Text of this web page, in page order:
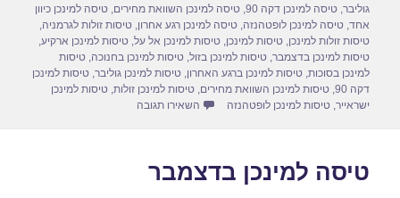
o
o
k
o
n
גוליבר ,טיסה למינכן דקה 90 ,טיסה למינכן השוואת מחירים ,טיסה למינכן כיוון
אחד ,טיסה למינכן לופטהנזה ,טיסה למינכן רגע אחרון ,טיסות זולות לגרמניה
טיסות זולות למינכן ,טיסות למינכן ,טיסות למינכן אל על ,טיסות למינכן ארקיע
טיסות למינכן בדצמבר ,טיסות למינכן בזול ,טיסות למינכן בחנוכה ,טיסות
למינכן בסוכות ,טיסות למינכן ברגע האחרון ,טיסות למינכן גוליבר ,טיסות למינכן
דקה 90
,טיסות למינכן השוואת מחירים ,טיסות למינכן זולות ,טיסות למינכן
ישראייר ,טיסות למינכן לופטהנזה השאירו תגובה
טיסה למינכן בדצמבר